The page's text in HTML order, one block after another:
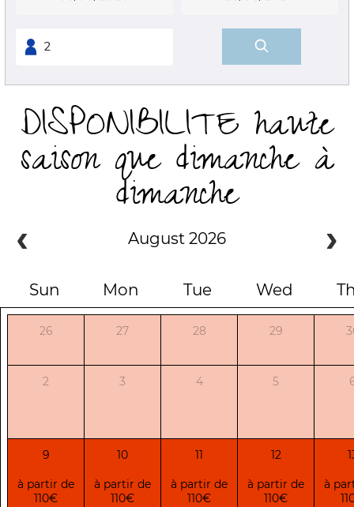
DISPONIBILITE haute
saison que dimanche à
dimanche
August 2026
Sun Mon Tue Wed
26 27 28 29
2 3 4 5
9 10 11 12
à partir de
110€
à partir de
110€
à partir de
110€
à partir de
110€
à